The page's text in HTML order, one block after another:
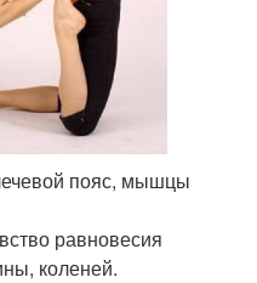
пояс, мышцы
равновесия
коленей.